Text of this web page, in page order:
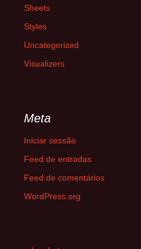
Sheets
Styles
Uncategorized
Visualizers
Meta
Iniciar sessão
Feed de entradas
Feed de comentários
WordPress.org